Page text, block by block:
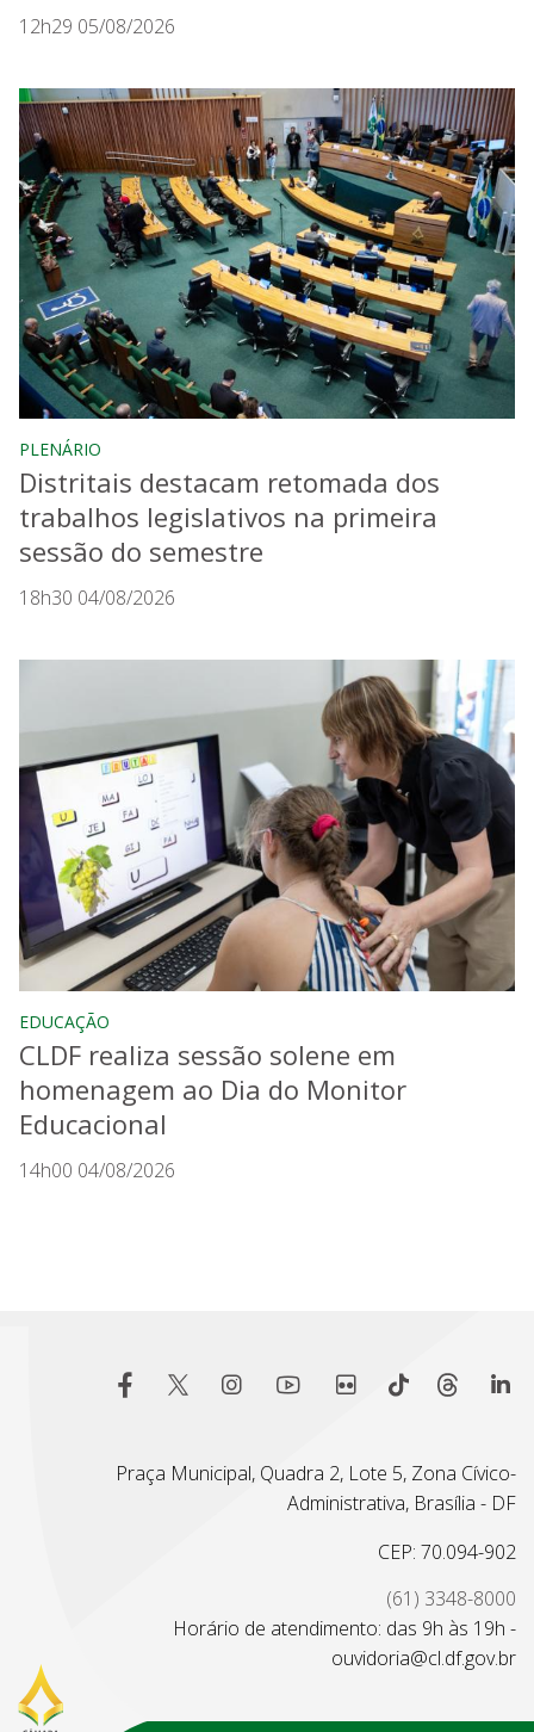
12h29 05/08/2026
PLENÁRIO
Distritais destacam retomada dos
trabalhos legislativos na primeira
sessão do semestre
18h30 04/08/2026
EDUCAÇÃO
CLDF realiza sessão solene em
homenagem ao Dia do Monitor
Educacional
14h00 04/08/2026
Praça Municipal, Quadra 2, Lote 5, Zona Cívico-
Administrativa, Brasília - DF
CEP: 70.094-902
(61) 3348-8000
Horário de atendimento: das 9h às 19h -
ouvidoria@cl.df.gov.br